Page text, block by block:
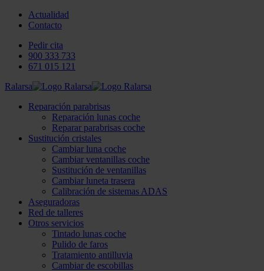
Actualidad
Contacto
Pedir cita
900 333 733
671 015 121
Ralarsa
Reparación parabrisas
Reparación lunas coche
Reparar parabrisas coche
Sustitución cristales
Cambiar luna coche
Cambiar ventanillas coche
Sustitución de ventanillas
Cambiar luneta trasera
Calibración de sistemas ADAS
Aseguradoras
Red de talleres
Otros servicios
Tintado lunas coche
Pulido de faros
Tratamiento antilluvia
Cambiar de escobillas